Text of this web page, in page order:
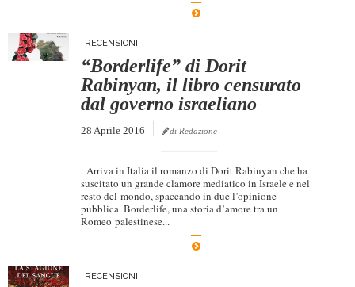
RECENSIONI
“Borderlife” di Dorit
Rabinyan, il libro censurato
dal governo israeliano
28 Aprile 2016 di Redazione
Arriva in Italia il romanzo di Dorit Rabinyan che ha
suscitato un grande clamore mediatico in Israele e nel
resto del mondo, spaccando in due l’opinione
pubblica. Borderlife, una storia d’amore tra un
Romeo palestinese...
RECENSIONI